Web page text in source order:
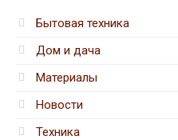
Бытовая техника
Дом и дача
Материалы
Новости
Техника